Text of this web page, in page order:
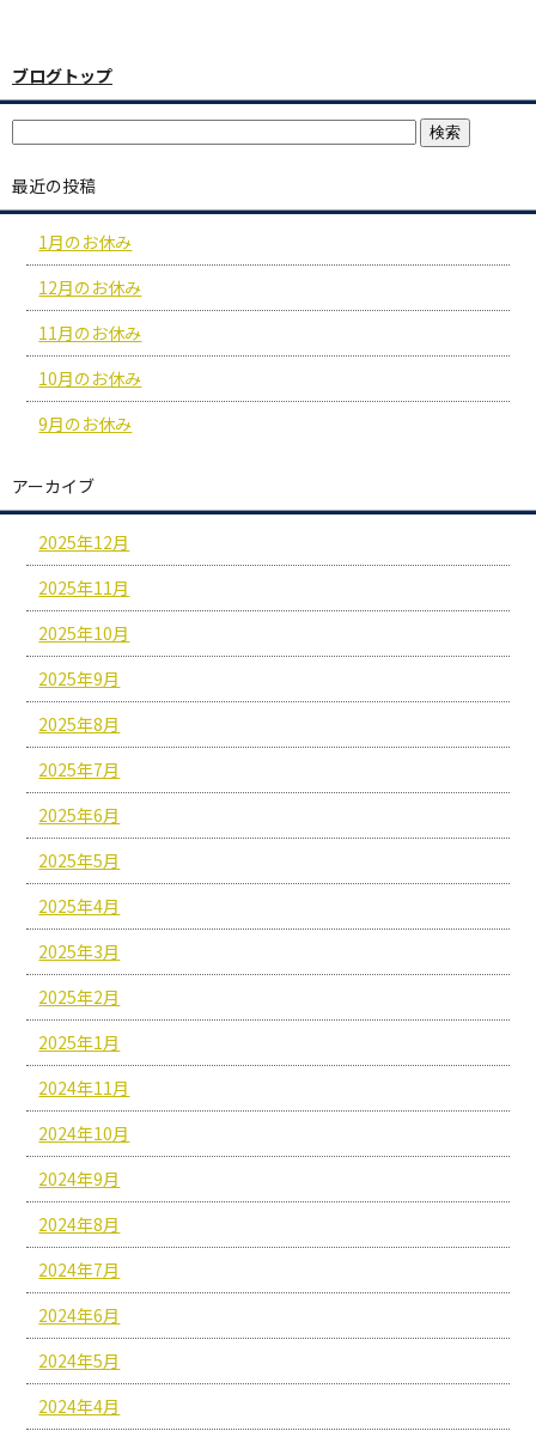
ブログトップ
最近の投稿
1月のお休み
12月のお休み
11月のお休み
10月のお休み
9月のお休み
アーカイブ
2025年12月
2025年11月
2025年10月
2025年9月
2025年8月
2025年7月
2025年6月
2025年5月
2025年4月
2025年3月
2025年2月
2025年1月
2024年11月
2024年10月
2024年9月
2024年8月
2024年7月
2024年6月
2024年5月
2024年4月